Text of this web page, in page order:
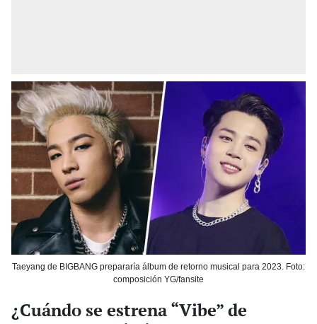
Taeyang de BIGBANG prepararía álbum de retorno musical para 2023. Foto:
composición YG/fansite
¿Cuándo se estrena “Vibe” de